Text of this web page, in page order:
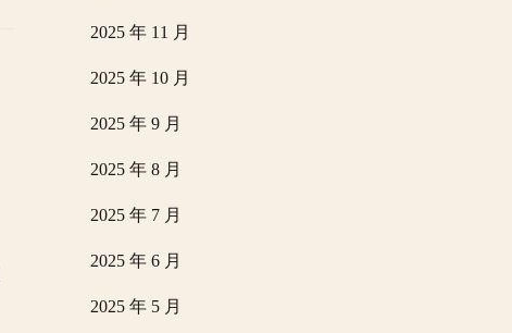
2025 年 11 月
2025 年 10 月
2025 年 9 月
2025 年 8 月
2025 年 7 月
2025 年 6 月
2025 年 5 月